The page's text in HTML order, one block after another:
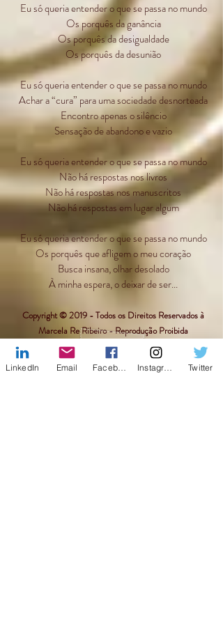
Eu só queria entender o que se passa no mundo
Os porquês da ganância
Os porquês da desigualdade
Os porquês da desunião
Eu só queria entender o que se passa no mundo
Achar a “cura” para uma sociedade desnorteada
Encontro apenas o silêncio
Sensação de abandono e vazio
Eu só queria entender o que se passa no mundo
Não há respostas nos livros
Não há respostas nos manuscritos
Não há respostas em lugar algum
Eu só queria entender o que se passa no mundo
Os porquês que afligem o meu coração
Busca insana, olhar desolado
À minha espera, o deixar de ser...
Copyright © 2019 - Todos os Direitos Reservados à
Marcela Re Ribeiro - Reprodução Proibida
LinkedIn Email Twitter